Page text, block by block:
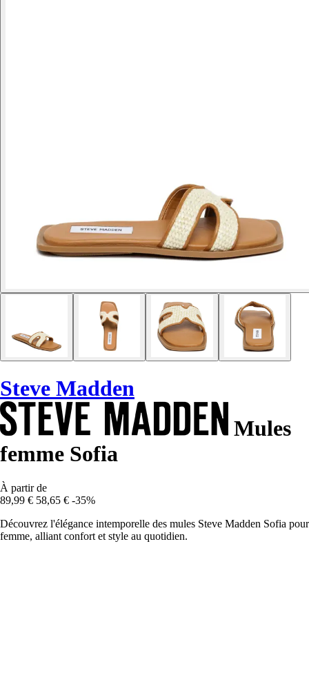
Steve Madden
Mules
femme Sofia
À partir de
89,99 € 58,65 € -35%
Découvrez l'élégance intemporelle des mules Steve Madden Sofia pour
femme, alliant confort et style au quotidien.